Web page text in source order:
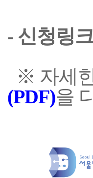
- 신청링
※ 자세
(PDF)을